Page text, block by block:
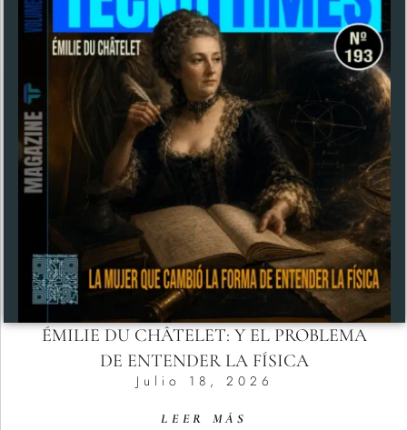
ÉMILIE DU CHÂTELET: Y EL PROBLEMA
DE ENTENDER LA FÍSICA
Julio 18, 2026
LEER MÁS